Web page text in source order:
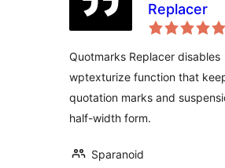
Replacer
Quotmarks Replacer disables
wptexturize function that
quotation marks and
half-width form.
Sparanoid